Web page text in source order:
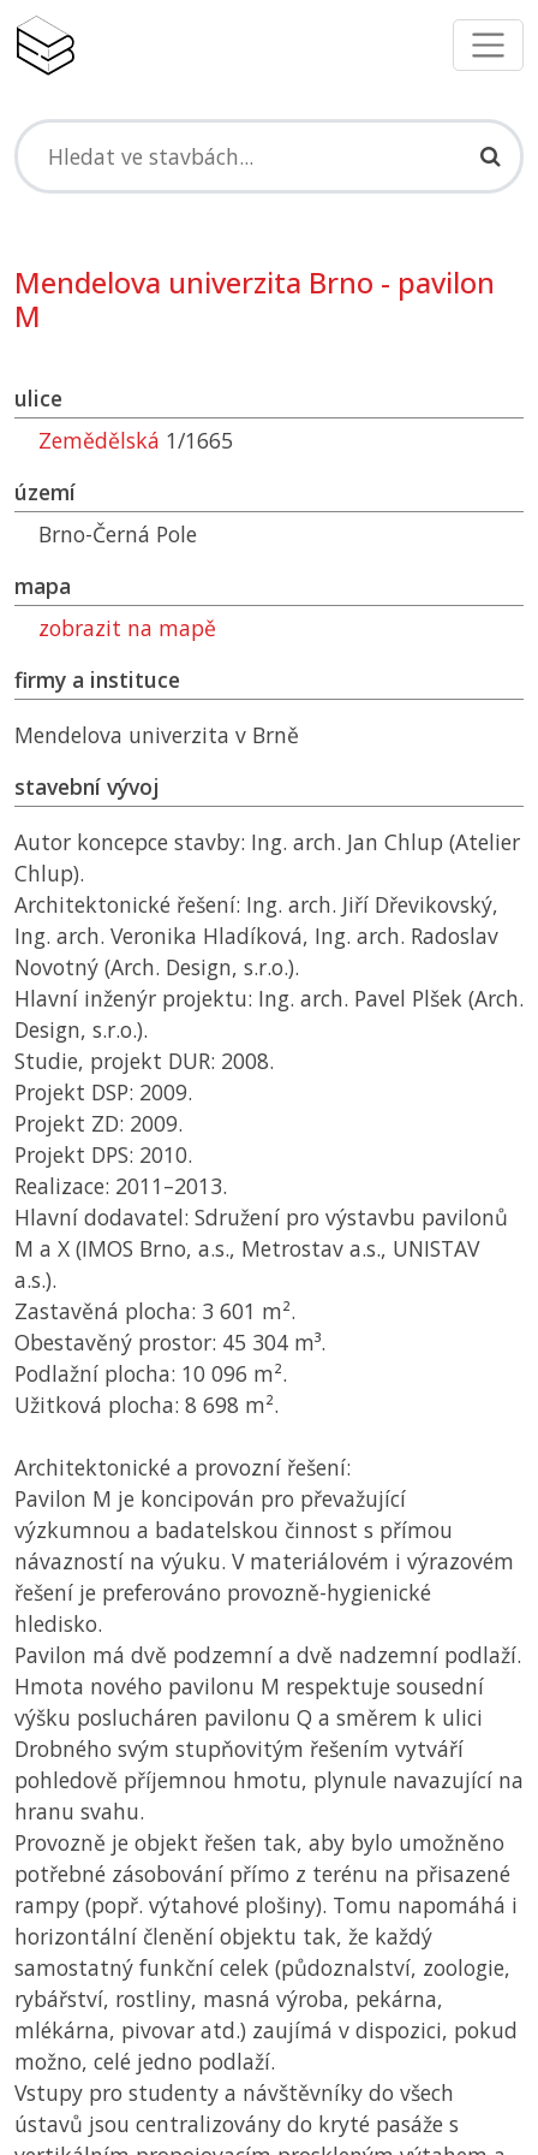
Mendelova univerzita Brno - pavilon
M
ulice
Zemědělská 1/1665
území
Brno-Černá Pole
mapa
zobrazit na mapě
firmy a instituce
Mendelova univerzita v Brně
stavební vývoj
Autor koncepce stavby: Ing. arch. Jan Chlup (Atelier
Chlup).
Architektonické řešení: Ing. arch. Jiří Dřevikovský,
Ing. arch. Veronika Hladíková, Ing. arch. Radoslav
Novotný (Arch. Design, s.r.o.).
Hlavní inženýr projektu: Ing. arch. Pavel Plšek (Arch.
Design, s.r.o.).
Studie, projekt DUR: 2008.
Projekt DSP: 2009.
Projekt ZD: 2009.
Projekt DPS: 2010.
Realizace: 2011–2013.
Hlavní dodavatel: Sdružení pro výstavbu pavilonů
M a X (IMOS Brno, a.s., Metrostav a.s., UNISTAV
a.s.).
Zastavěná plocha: 3 601 m².
Obestavěný prostor: 45 304 m³.
Podlažní plocha: 10 096 m².
Užitková plocha: 8 698 m².
Architektonické a provozní řešení:
Pavilon M je koncipován pro převažující
výzkumnou a badatelskou činnost s přímou
návazností na výuku. V materiálovém i výrazovém
řešení je preferováno provozně-hygienické
hledisko.
Pavilon má dvě podzemní a dvě nadzemní podlaží.
Hmota nového pavilonu M respektuje sousední
výšku poslucháren pavilonu Q a směrem k ulici
Drobného svým stupňovitým řešením vytváří
pohledově příjemnou hmotu, plynule navazující na
hranu svahu.
Provozně je objekt řešen tak, aby bylo umožněno
potřebné zásobování přímo z terénu na přisazené
rampy (popř. výtahové plošiny). Tomu napomáhá i
horizontální členění objektu tak, že každý
samostatný funkční celek (půdoznalství, zoologie,
rybářství, rostliny, masná výroba, pekárna,
mlékárna, pivovar atd.) zaujímá v dispozici, pokud
možno, celé jedno podlaží.
Vstupy pro studenty a návštěvníky do všech
ústavů jsou centralizovány do kryté pasáže s